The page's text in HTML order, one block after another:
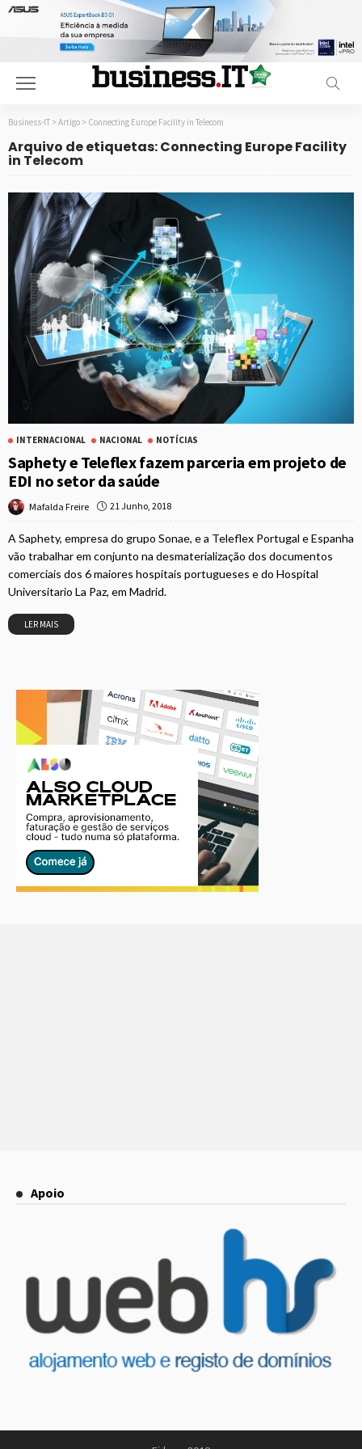
Business-IT > Artigo > Connecting Europe Facility in Telecom
Arquivo de etiquetas: Connecting Europe Facility
in Telecom
INTERNACIONAL NACIONAL NOTÍCIAS
Saphety e Teleflex fazem parceria em projeto de
EDI no setor da saúde
Mafalda Freire 21 Junho, 2018
A Saphety, empresa do grupo Sonae, e a Teleflex Portugal e Espanha
vão trabalhar em conjunto na desmaterialização dos documentos
comerciais dos 6 maiores hospitais portugueses e do Hospital
Universitario La Paz, em Madrid.
LER MAIS
Apoio